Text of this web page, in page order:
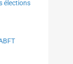
élections